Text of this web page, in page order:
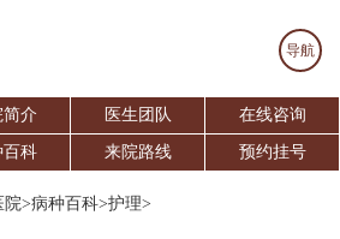
导航
简介 医生团队 在线咨询
百科 来院路线 预约挂号
院>病种百科>护理>